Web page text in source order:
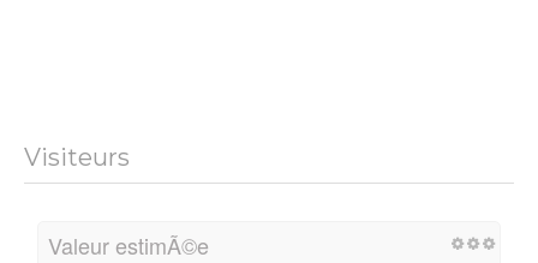
Visiteurs
Valeur estimÃ©e